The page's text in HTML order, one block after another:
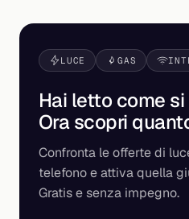
LUCE GAS
Hai letto come
Ora scopri
Confronta le offerte di
telefono e attiva quella
Gratis e senza impegno.